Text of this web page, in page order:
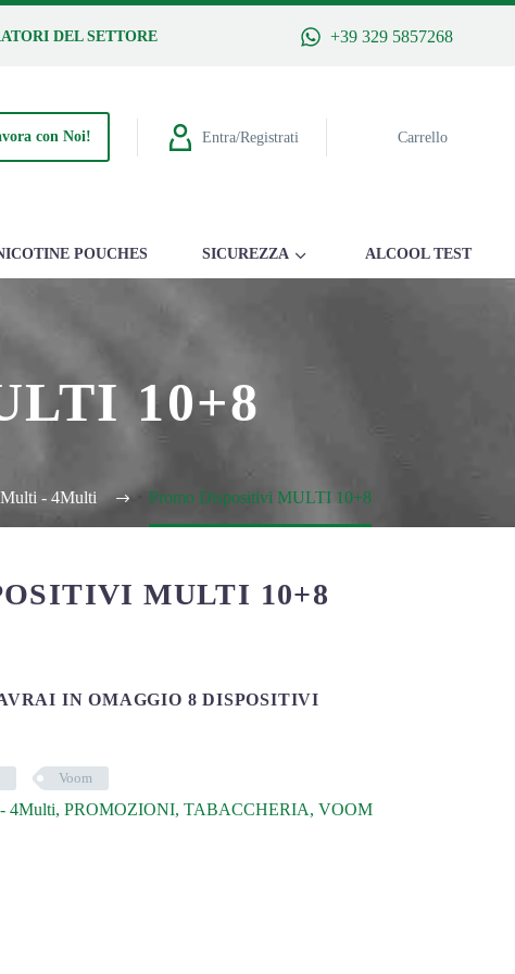
DEL SETTORE +39 329 5857268
con Noi! Entra/Registrati Carrello
POUCHES SICUREZZA ALCOOL TEST
10+8
- 4Multi Promo Dispositivi MULTI 10+8
MULTI 10+8
IN OMAGGIO 8 DISPOSITIVI
Voom
4Multi, PROMOZIONI, TABACCHERIA, VOOM